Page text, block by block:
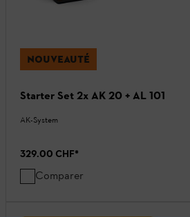
NOUVEAUTÉ
Starter Set 2x AK 20 + AL 101
AK-System
329.00 CHF*
Comparer